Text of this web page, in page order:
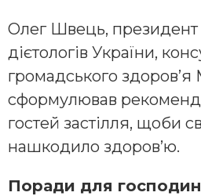
Олег Швець, президент
дієтологів України,
громадського
сформулював
гостей застілля, щоби
нашкодило здоров’ю.
Поради для